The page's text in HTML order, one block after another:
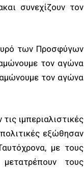
συνεχίζουν τον
των Προσφύγων
τον αγώνα
τον αγώνα
ιμπεριαλιστικές
εξώθησαν
με τους
τους